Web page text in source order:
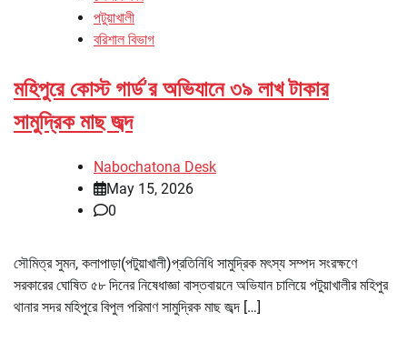
পটুয়াখালী
বরিশাল বিভাগ
মহিপুরে কোস্ট গার্ড’র অভিযানে ৩৯ লাখ টাকার
সামুদ্রিক মাছ জব্দ
Nabochatona Desk
May 15, 2026
0
সৌমিত্র সুমন, কলাপাড়া(পটুয়াখালী)প্রতিনিধি সামুদ্রিক মৎস্য সম্পদ সংরক্ষণে
সরকারের ঘোষিত ৫৮ দিনের নিষেধাজ্ঞা বাস্তবায়নে অভিযান চালিয়ে পটুয়াখালীর মহিপুর
থানার সদর মহিপুরে বিপুল পরিমাণ সামুদ্রিক মাছ জব্দ […]